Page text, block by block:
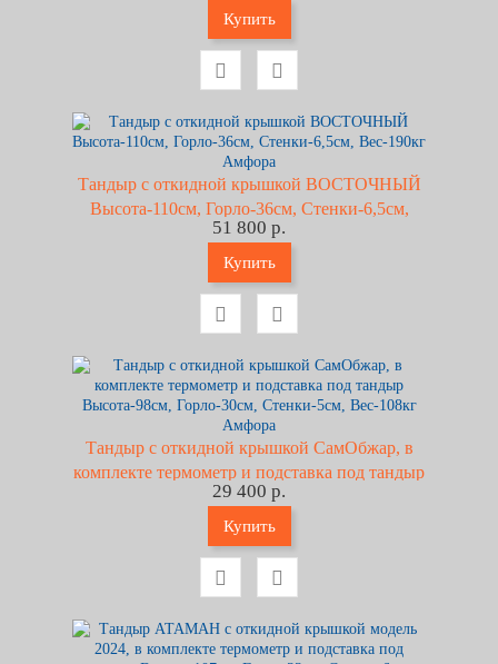
Купить
Тандыр с откидной крышкой ВОСТОЧНЫЙ
Высота-110см, Горло-36см, Стенки-6,5см,
Вес-190кг Амфора
51 800 р.
Купить
Тандыр с откидной крышкой СамОбжар, в
комплекте термометр и подставка под тандыр
Высота-98см, Горло-30см, Стенки-5см,
Вес-108кг Амфора
29 400 р.
Купить